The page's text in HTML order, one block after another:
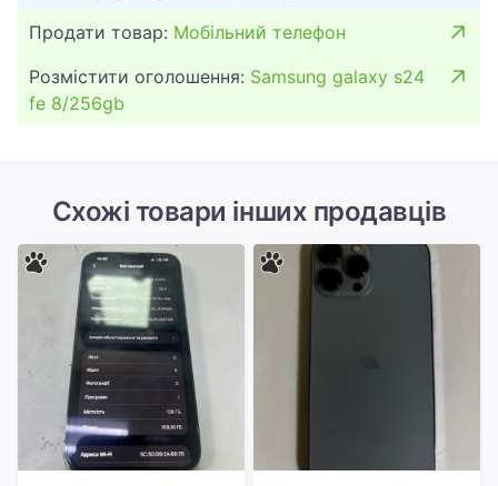
Продати товар: Мобільний телефон
Розмістити оголошення: Samsung galaxy s24
fe 8/256gb
Схожі товари інших продавців